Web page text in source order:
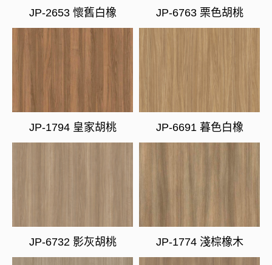
JP-2653 懷舊白橡 JP-6763 栗色胡桃
JP-1794 皇家胡桃 JP-6691 暮色白橡
JP-6732 影灰胡桃 JP-1774 淺棕橡木